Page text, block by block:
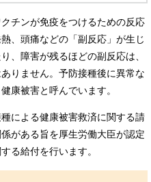
チンが免疫をつけるための反応
、頭痛などの「副反応」が生じ
、障害が残るほどの副反応は、
りません。予防接種後に異常な
康被害と呼んでいます。
による健康被害救済に関する請
がある旨を厚生労働大臣が認定
る給付を行います。